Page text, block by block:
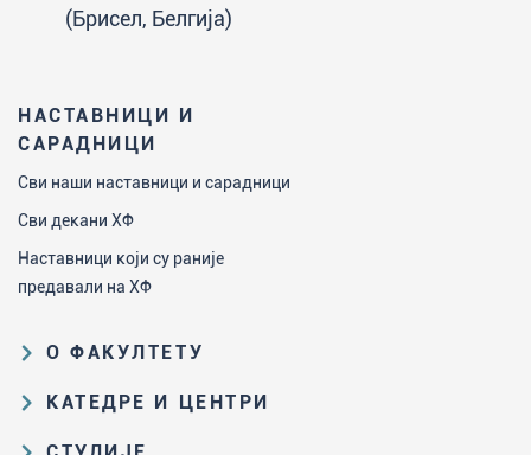
НАСТАВНИЦИ И
САРАДНИЦИ
Сви наши наставници и сарадници
Сви декани ХФ
Наставници који су раније
предавали на ХФ
О ФАКУЛТЕТУ
Образовна и научна делатност
КАТЕДРЕ И ЦЕНТРИ
Катедра за аналитичку хемију
(Брисел, Белгија)